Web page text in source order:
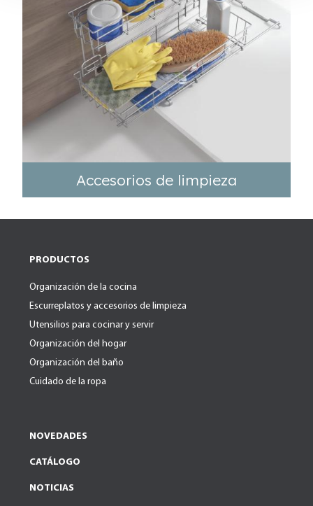
Accesorios de limpieza
PRODUCTOS
Organización de la cocina
Escurreplatos y accesorios de limpieza
Utensilios para cocinar y servir
Organización del hogar
Organización del baño
Cuidado de la ropa
NOVEDADES
CATÁLOGO
NOTICIAS